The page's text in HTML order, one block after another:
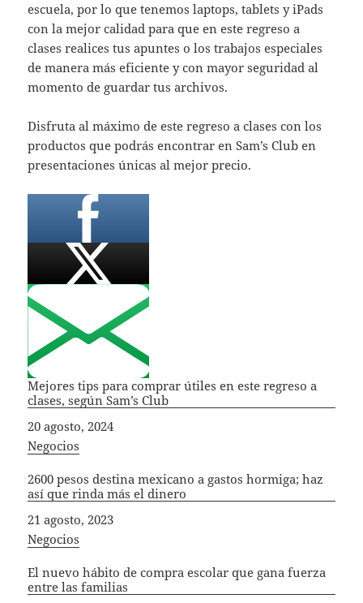
escuela, por lo que tenemos laptops, tablets y iPads
con la mejor calidad para que en este regreso a
clases realices tus apuntes o los trabajos especiales
de manera más eficiente y con mayor seguridad al
momento de guardar tus archivos.
Disfruta al máximo de este regreso a clases con los
productos que podrás encontrar en Sam’s Club en
presentaciones únicas al mejor precio.
Mejores tips para comprar útiles en este regreso a
clases, según Sam’s Club
Fecha
20 agosto, 2024
In relation to
Negocios
2600 pesos destina mexicano a gastos hormiga; haz
así que rinda más el dinero
Fecha
21 agosto, 2023
In relation to
Negocios
El nuevo hábito de compra escolar que gana fuerza
entre las familias